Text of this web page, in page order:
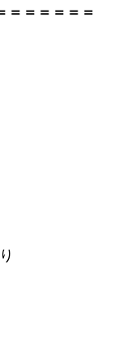
＝＝＝＝＝＝